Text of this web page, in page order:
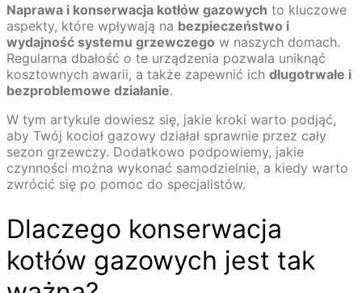
Naprawa i konserwacja kotłów gazowych to kluczowe
aspekty, które wpływają na bezpieczeństwo i
wydajność systemu grzewczego w naszych domach.
Regularna dbałość o te urządzenia pozwala uniknąć
kosztownych awarii, a także zapewnić ich długotrwałe i
bezproblemowe działanie.
W tym artykule dowiesz się, jakie kroki warto podjąć,
aby Twój kocioł gazowy działał sprawnie przez cały
sezon grzewczy. Dodatkowo podpowiemy, jakie
czynności można wykonać samodzielnie, a kiedy warto
zwrócić się po pomoc do specjalistów.
Dlaczego konserwacja
kotłów gazowych jest tak